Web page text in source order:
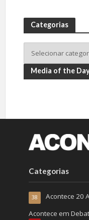
Categorias
Media of the
Categorias
Acontece 20
38
Acontece em